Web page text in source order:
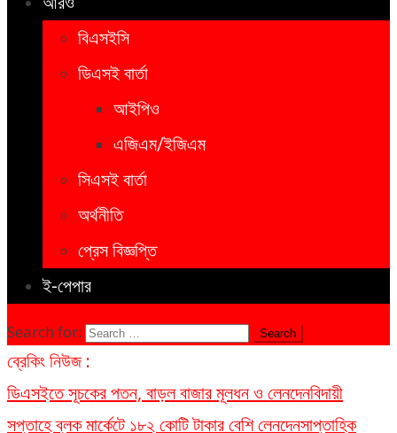
বিএসইসি
ডিএসই বার্তা
আইপিও
এজিএম/ইজিএম
সিএসই বার্তা
অর্থনীতি
প্রেস বিজ্ঞপ্তি
ই-পেপার
Search for:
ব্রেকিং নিউজ :
ডিএসইতে সূচকের পতন, বাড়ল বাজার মূলধন ও লেনদেনবিদায়ী
সপ্তাহে ব্লক মার্কেটে ১৮২ কোটি টাকার বেশি লেনদেনসাপ্তাহিক